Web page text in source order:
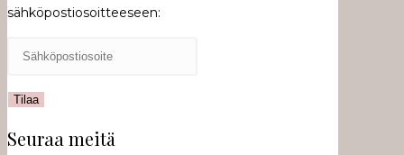
sähköpostiosoitteeseen:
Seuraa meitä